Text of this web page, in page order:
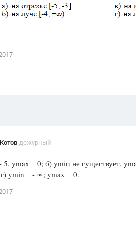
дежурный
5, ymax = 0; б) ymin не существует,
ymin = - ∞; ymax = 0.